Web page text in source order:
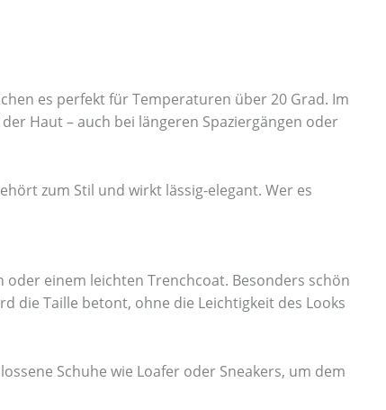
es perfekt für Temperaturen über 20 Grad. Im
Haut – auch bei längeren Spaziergängen oder
zum Stil und wirkt lässig-elegant. Wer es
einem leichten Trenchcoat. Besonders schön
die Taille betont, ohne die Leichtigkeit des Looks
Schuhe wie Loafer oder Sneakers, um dem